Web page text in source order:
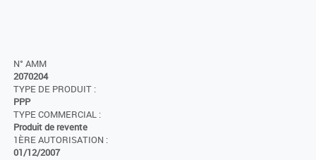
N° AMM
2070204
TYPE DE PRODUIT :
PPP
TYPE COMMERCIAL :
Produit de revente
1ÈRE AUTORISATION :
01/12/2007